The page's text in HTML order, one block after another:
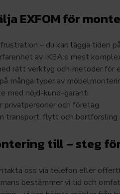
EXFOM för
– du kan lägga tiden
av IKEA:s mest
rätt verktyg och metoder för
många typer av
med nöjd-kund-garanti.
privatpersoner och företag.
transport, flytt och bortforsling
till – steg
oss via telefon eller
bestämmer vi tid och